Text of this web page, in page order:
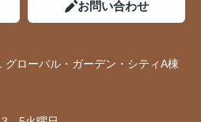
お問い合わせ
ローバル・ガーデン・シティA棟